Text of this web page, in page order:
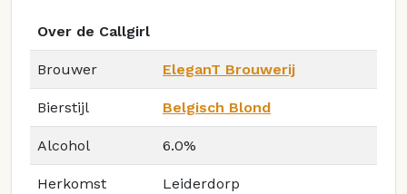
Over de Callgirl
Brouwer EleganT Brouwerij
Bierstijl Belgisch Blond
Alcohol 6.0%
Herkomst Leiderdorp